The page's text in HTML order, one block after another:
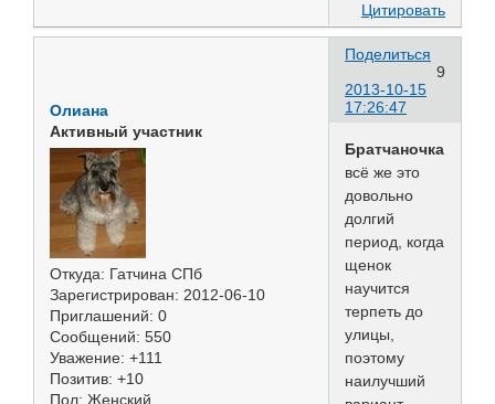
Цитировать
Поделиться
9
2013-10-15
17:26:47
Олиана
Активный участник
Откуда: Гатчина СПб
Зарегистрирован: 2012-06-10
Приглашений: 0
Сообщений: 550
Уважение: +111
Позитив: +10
Пол: Женский
Братчаночка
всё же это
довольно
долгий
период, когда
щенок
научится
терпеть до
улицы,
поэтому
наилучший